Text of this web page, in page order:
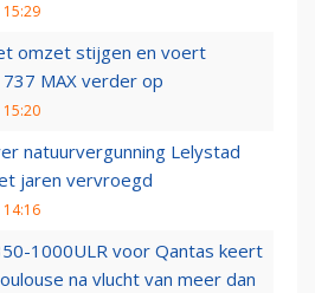
omzet stijgen en voert
MAX verder op
natuurvergunning Lelystad
jaren vervroegd
1000ULR voor Qantas keert
na vlucht van meer dan